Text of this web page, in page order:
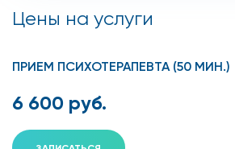
Цены на услуги
ПРИЕМ ПСИХОТЕРАПЕВТА (50 МИН.)
6 600 руб.